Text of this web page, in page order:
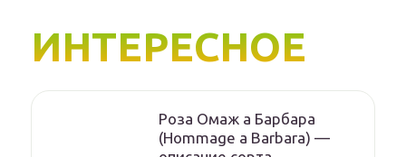
ИНТЕРЕСНОЕ
Роза Омаж а Барбара
(Hommage a Barbara) —